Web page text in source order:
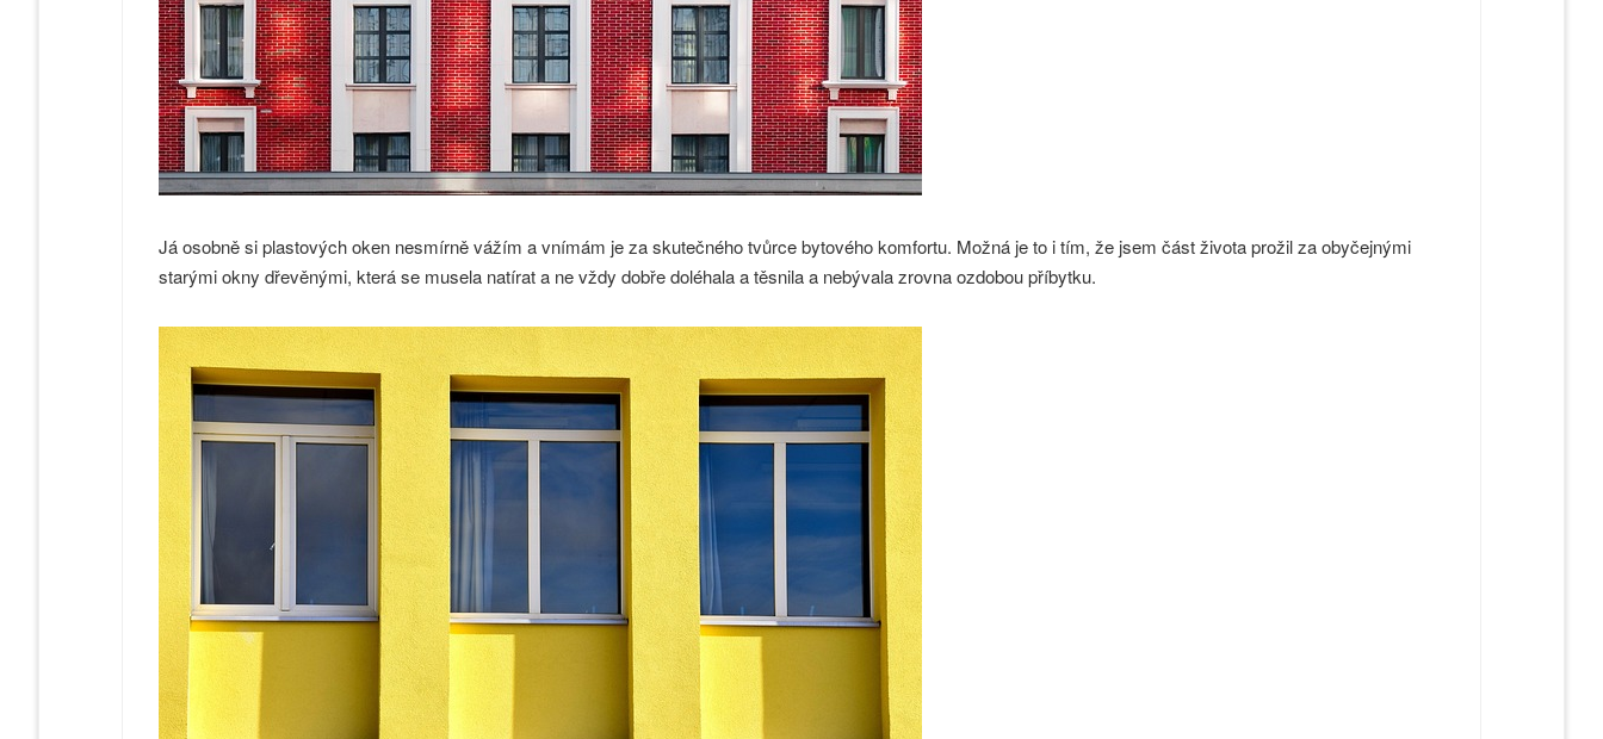
Já osobně si plastových oken nesmírně vážím a vnímám je za skutečného tvůrce bytového komfortu. Možná je to i tím, že jsem část života prožil za obyčejnými
starými okny dřevěnými, která se musela natírat a ne vždy dobře doléhala a těsnila a nebývala zrovna ozdobou příbytku.